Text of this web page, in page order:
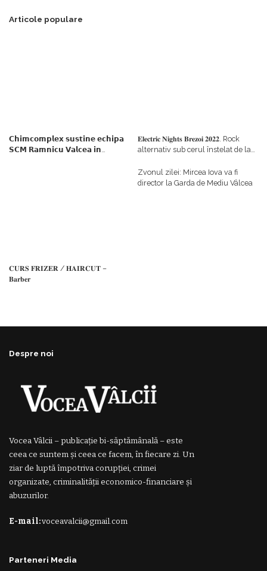
Articole populare
𝗖𝗵𝗶𝗺𝗰𝗼𝗺𝗽𝗹𝗲𝘅 𝘀𝘂𝘀𝘁𝗶𝗻𝗲 𝗲𝗰𝗵𝗶𝗽𝗮
𝗦𝗖𝗠 𝗥𝗮𝗺𝗻𝗶𝗰𝘂 𝗩𝗮𝗹𝗰𝗲𝗮 𝗶𝗻
𝐄𝐥𝐞𝐜𝐭𝐫𝐢𝐜 𝐍𝐢𝐠𝐡𝐭𝐬 𝐁𝐫𝐞𝐳𝐨𝐢 𝟐𝟎𝟐𝟐. Rock
alternativ sub cerul înstelat de la
𝐂𝐔𝐑𝐒 𝐅𝐑𝐈𝐙𝐄𝐑 / 𝐇𝐀𝐈𝐑𝐂𝐔𝐓 –
𝐁𝐚𝐫𝐛𝐞𝐫
Zvonul zilei: Mircea Iova va fi
director la Garda de Mediu Vâlcea
Despre noi
Vocea Vâlcii – publicație bi-săptămânală – este
ceea ce suntem și ceea ce facem, în fiecare zi. Un
ziar de luptă împotriva corupției, crimei
organizate, criminalității economico-financiare și
abuzurilor.
E-mail:voceavalcii@gmail.com
Parteneri Media